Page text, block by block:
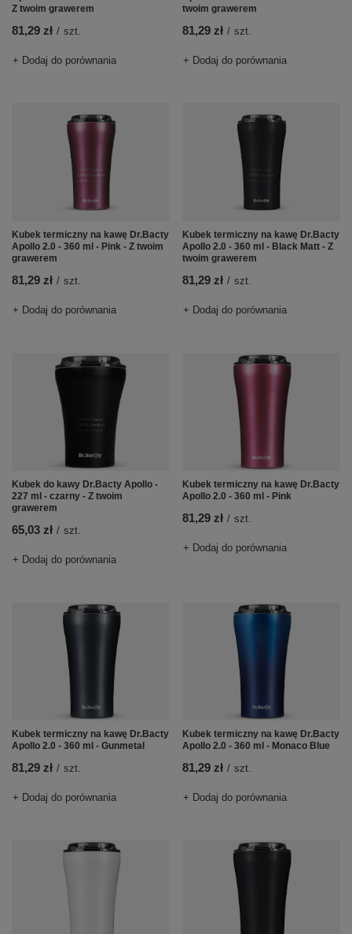
Z twoim grawerem
81,29 zł / szt.
+ Dodaj do porównania
twoim grawerem
81,29 zł / szt.
+ Dodaj do porównania
Kubek termiczny na kawę Dr.Bacty
Apollo 2.0 - 360 ml - Pink - Z twoim
grawerem
81,29 zł / szt.
+ Dodaj do porównania
Kubek termiczny na kawę Dr.Bacty
Apollo 2.0 - 360 ml - Black Matt - Z
twoim grawerem
81,29 zł / szt.
+ Dodaj do porównania
Kubek do kawy Dr.Bacty Apollo -
227 ml - czarny - Z twoim
grawerem
65,03 zł / szt.
+ Dodaj do porównania
Kubek termiczny na kawę Dr.Bacty
Apollo 2.0 - 360 ml - Pink
81,29 zł / szt.
+ Dodaj do porównania
Kubek termiczny na kawę Dr.Bacty
Apollo 2.0 - 360 ml - Gunmetal
81,29 zł / szt.
+ Dodaj do porównania
Kubek termiczny na kawę Dr.Bacty
Apollo 2.0 - 360 ml - Monaco Blue
81,29 zł / szt.
+ Dodaj do porównania